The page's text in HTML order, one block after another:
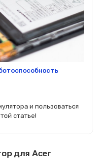
и пользоваться
статье!
для Acer